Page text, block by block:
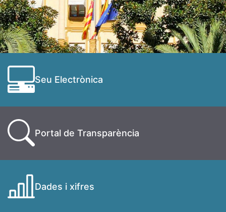
Seu Electrònica
Portal de Transparència
Dades i xifres